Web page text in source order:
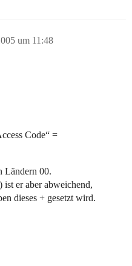
um 11:48
Code“ =
Ländern 00.
er aber abweichend,
dieses + gesetzt wird.